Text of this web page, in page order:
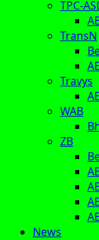
TPC-
TransN
Travys
WAB
ZB
News